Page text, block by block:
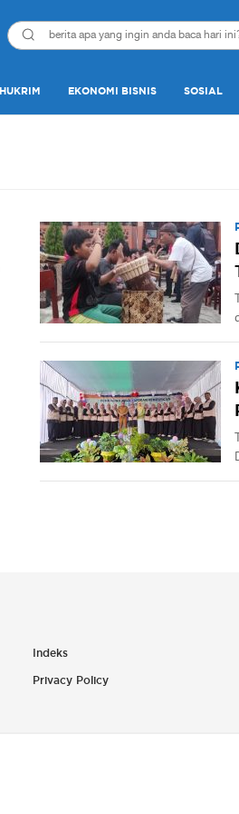
HUKRIM EKONOMI BISNIS SOSIAL
Indeks
Privacy Policy